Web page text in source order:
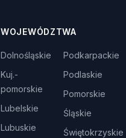
WOJEWÓDZTWA
Dolnośląskie
Kuj.-
pomorskie
Lubelskie
Lubuskie
Podkarpackie
Podlaskie
Pomorskie
Śląskie
Świętokrzyskie